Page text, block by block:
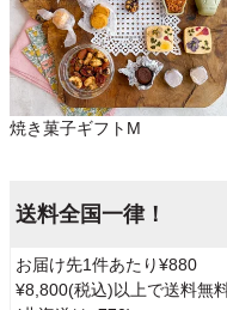
焼き菓子ギフトM
送料全国一律！
お届け先1件あたり¥880
¥8,800(税込)以上で送料無